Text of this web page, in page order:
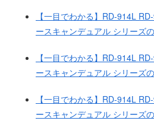
【一目でわかる】RD-914L
ースキャンデュアル シリーズ
【一目でわかる】RD-914L
ースキャンデュアル シリーズ
【一目でわかる】RD-914L
ースキャンデュアル シリーズ